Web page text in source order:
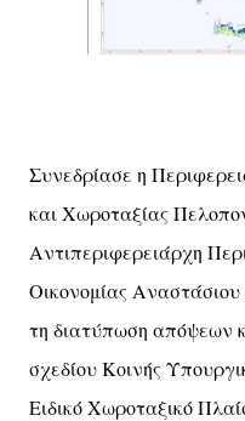
Συνεδρίασε η
και Χωροταξίας
Αντιπεριφερειάρχη
Οικονομίας
τη διατύπωση απόψεων
σχεδίου Κοινής
Ειδικό Χωροταξικό